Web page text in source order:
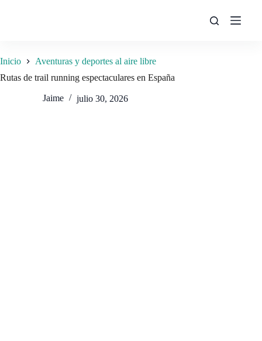
Inicio
Aventuras y deportes al aire libre
Rutas de trail running espectaculares en España
Jaime julio 30, 2026